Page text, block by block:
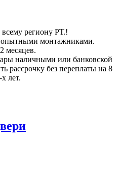
всему региону РТ.!
опытными монтажниками.
месяцев.
наличными или банковской
рассрочку без переплаты на 8
лет.